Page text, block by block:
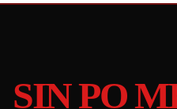
SIN PO